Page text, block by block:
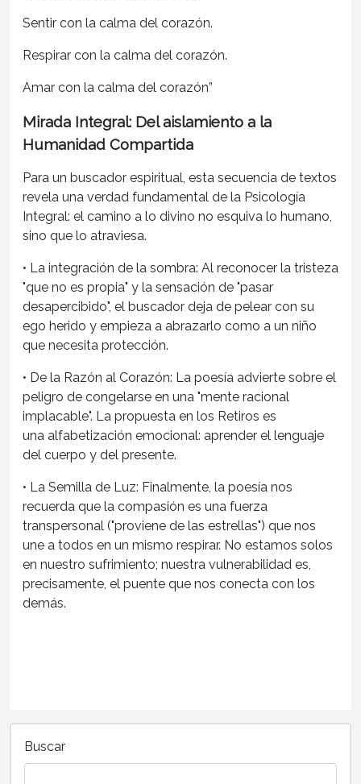
Sentir con la calma del corazón.
Respirar con la calma del corazón.
Amar con la calma del corazón”
Mirada Integral: Del aislamiento a la
Humanidad Compartida
Para un buscador espiritual, esta secuencia de textos
revela una verdad fundamental de la Psicología
Integral: el camino a lo divino no esquiva lo humano,
sino que lo atraviesa.
• La integración de la sombra: Al reconocer la tristeza
"que no es propia" y la sensación de "pasar
desapercibido", el buscador deja de pelear con su
ego herido y empieza a abrazarlo como a un niño
que necesita protección.
• De la Razón al Corazón: La poesía advierte sobre el
peligro de congelarse en una "mente racional
implacable". La propuesta en los Retiros es
una alfabetización emocional: aprender el lenguaje
del cuerpo y del presente.
• La Semilla de Luz: Finalmente, la poesía nos
recuerda que la compasión es una fuerza
transpersonal ("proviene de las estrellas") que nos
une a todos en un mismo respirar. No estamos solos
en nuestro sufrimiento; nuestra vulnerabilidad es,
precisamente, el puente que nos conecta con los
demás.
Buscar